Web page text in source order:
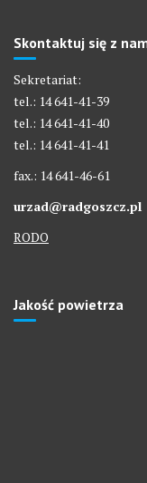
Skontaktuj się z
Sekretariat:
tel.: 14 641-41-39
tel.: 14 641-41-40
tel.: 14 641-41-41
fax.: 14 641-46-61
urzad@radgoszcz.pl
RODO
Jakość powietrza